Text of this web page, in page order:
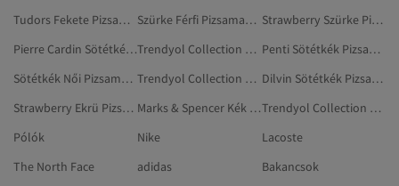
Tudors Fekete Pizsama És Alsónemű
Szürke Férfi Pizsamaszettek
Strawberry Szürke Pizsamaszettek
Pierre Cardin Sötétkék Pizsamaszettek
Trendyol Collection Bézs Pizsamaszettek
Penti Sötétkék Pizsama És Alsónemű
Sötétkék Női Pizsamafelsők
Trendyol Collection Plus Size Pizsamaszettek
Dilvin Sötétkék Pizsama És Alsónemű
Strawberry Ekrü Pizsamaszettek
Marks & Spencer Kék Pizsamaszettek
Trendyol Collection Pizsamaszettek
Pólók
Nike
Lacoste
The North Face
adidas
Bakancsok